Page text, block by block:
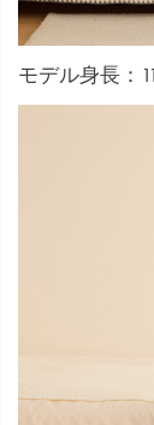
モデル身長：